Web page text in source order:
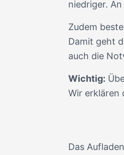
niedriger. An
Zudem
Damit geht
auch die
Wichtig:
Wir erklären
Das